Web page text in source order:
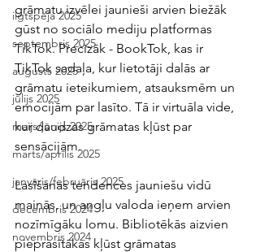
ilgtspēja 2025
septembris 2025
augusts 2025
jūlijs 2025
maijs/jūnijs 2025
marts/aprīlis 2025
janvāris/februāris 2025
decembris 2024
novembris 2024
grāmatu izvēlei jaunieši arvien biežāk
gūst no sociālo mediju platformas
TikTok. Precīzāk - BookTok, kas ir
TikTok sadaļa, kur lietotāji dalās ar
grāmatu ieteikumiem, atsauksmēm un
emocijām par lasīto. Tā ir virtuāla vide,
kur daudzas grāmatas kļūst par
sensācijām.
Lasīšanas tendences jauniešu vidū
mainās, un angļu valoda ieņem arvien
nozīmīgāku lomu. Bibliotēkās aizvien
pieprasītākas kļūst grāmatas